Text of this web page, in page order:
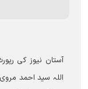
آستان نیوز کی
اللہ سید احمد